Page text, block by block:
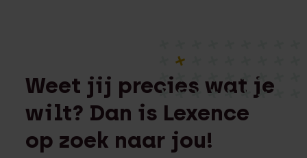
Weet jij precies wat je
wilt? Dan is Lexence
op zoek naar jou!